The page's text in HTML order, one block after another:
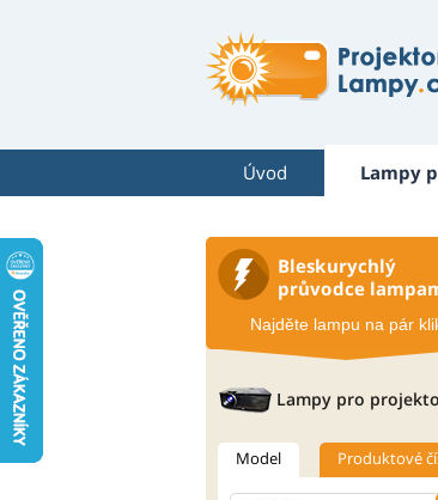
Úvod Lampy
Bleskurychlý
průvodce
Najděte lampu na pár
Lampy pro
Model Produktové